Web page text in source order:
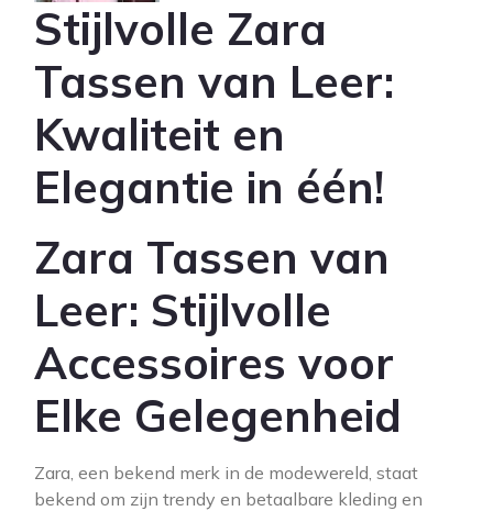
Stijlvolle Zara
Tassen van Leer:
Kwaliteit en
Elegantie in één!
Zara Tassen van
Leer: Stijlvolle
Accessoires voor
Elke Gelegenheid
Zara, een bekend merk in de modewereld, staat
bekend om zijn trendy en betaalbare kleding en